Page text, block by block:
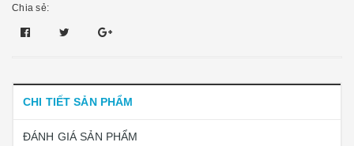
Chia sẻ:
CHI TIẾT SẢN PHẨM
ĐÁNH GIÁ SẢN PHẨM